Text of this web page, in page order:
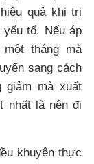
quả khi trị
yếu tố. Nếu áp
tháng mà
sang cách
giảm mà xuất
nhất là nên đi
khuyên thực